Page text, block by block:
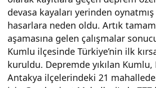
devasa kayaları yerinden
hasarlara neden oldu. Artık
aşamasına gelen çalışmalar
Kumlu ilçesinde Türkiye’nin ilk
kuruldu. Depremde yıkılan Kumlu,
Antakya ilçelerindeki 21